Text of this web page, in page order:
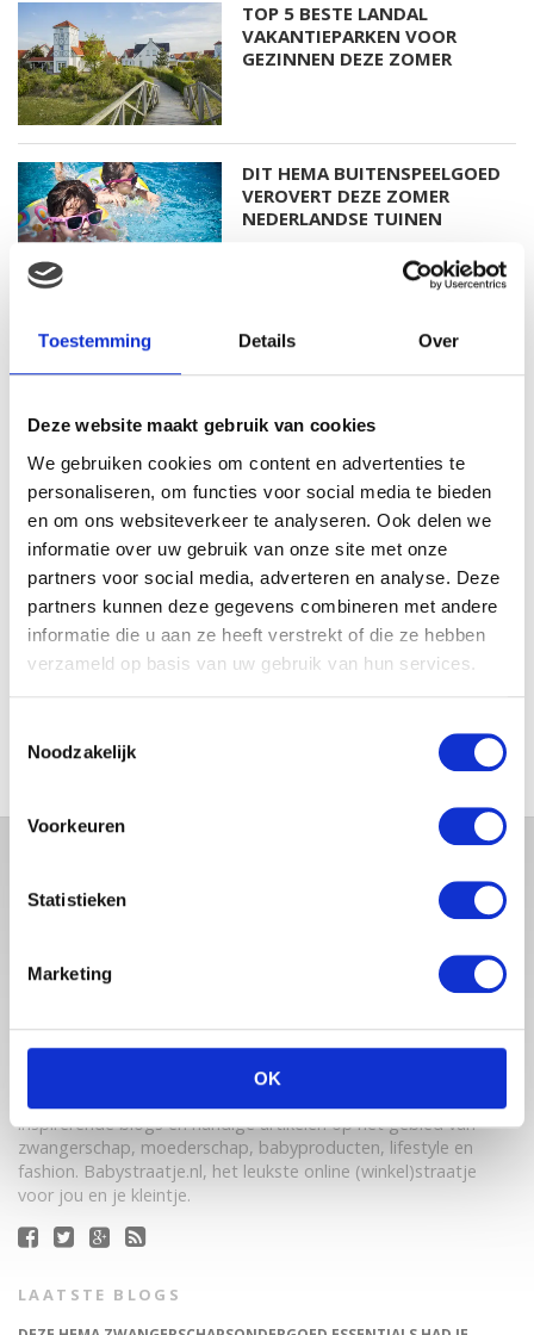
Toestemming Details Over
Deze website maakt gebruik van cookies
We gebruiken cookies om content en advertenties te
personaliseren, om functies voor social media te bieden
en om ons websiteverkeer te analyseren. Ook delen we
informatie over uw gebruik van onze site met onze
partners voor social media, adverteren en analyse. Deze
partners kunnen deze gegevens combineren met andere
informatie die u aan ze heeft verstrekt of die ze hebben
verzameld op basis van uw gebruik van hun services.
Noodzakelijk
Voorkeuren
Statistieken
Marketing
OK
TOP 5 BESTE LANDAL
VAKANTIEPARKEN VOOR
GEZINNEN DEZE ZOMER
DIT HEMA BUITENSPEELGOED
VEROVERT DEZE ZOMER
NEDERLANDSE TUINEN
SALE BIJ PRÉNATAL: SHOP NU
TOT 50% KORTING
WAAROM COMFORT
BELANGRIJKER WORDT NA JE
ZWANGERSCHAP
5X TIPS OM ALS KERSVERSE
OUDER TE GENIETEN VAN EEN
Babystraatje.nl is een uniek platform voor aanstaande en
jonge moeders. Een online ontmoetingsplek vol
inspirerende blogs en handige artikelen op het gebied van
zwangerschap, moederschap, babyproducten, lifestyle en
fashion. Babystraatje.nl, het leukste online (winkel)straatje
voor jou en je kleintje.
LAATSTE BLOGS